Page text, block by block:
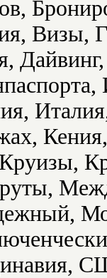
Визы,